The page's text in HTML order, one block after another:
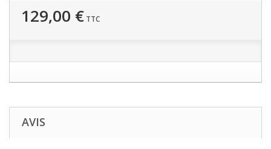
129,00 € TTC
AVIS